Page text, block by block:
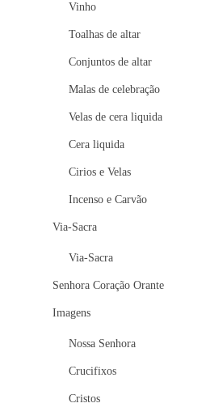
Vinho
Toalhas de altar
Conjuntos de altar
Malas de celebração
Velas de cera liquida
Cera liquida
Cirios e Velas
Incenso e Carvão
Via-Sacra
Via-Sacra
Senhora Coração Orante
Imagens
Nossa Senhora
Crucifixos
Cristos